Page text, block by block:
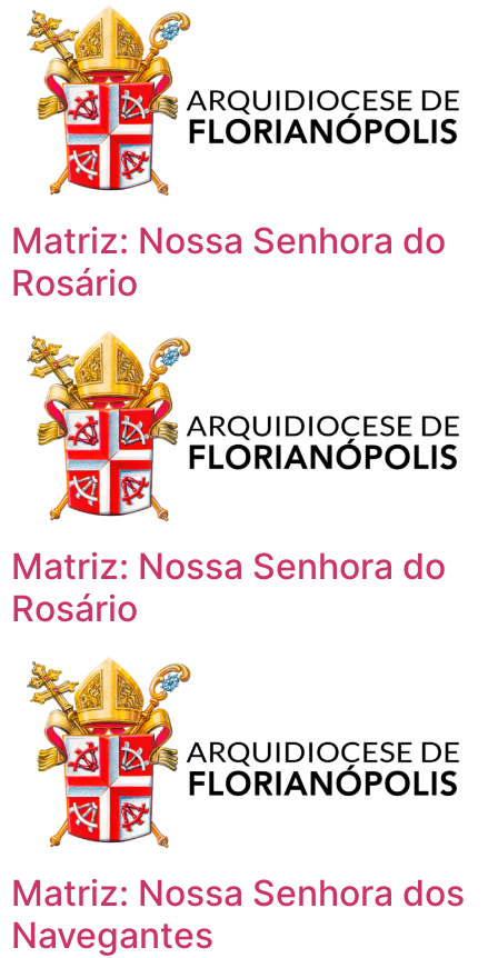
Matriz: Nossa Senhora do
Rosário
Matriz: Nossa Senhora do
Rosário
Matriz: Nossa Senhora dos
Navegantes